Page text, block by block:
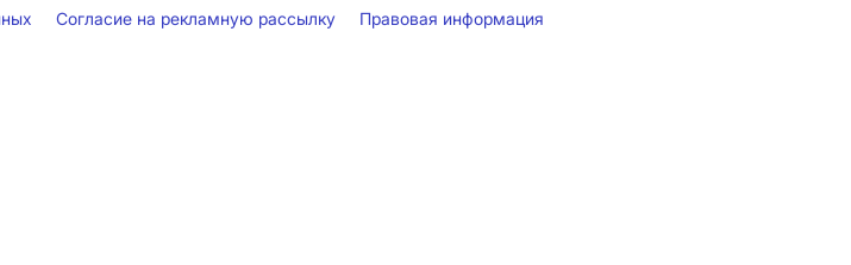
Согласие на рекламную рассылку Правовая информация